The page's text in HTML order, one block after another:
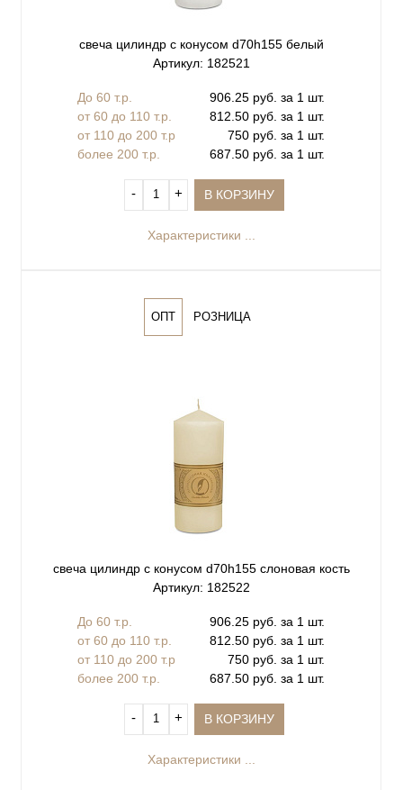
свеча цилиндр с конусом d70h155 белый
Артикул: 182521
До 60 т.р.
906.25 руб. за 1 шт.
от 60 до 110 т.р.
812.50 руб. за 1 шт.
от 110 до 200 т.р
750 руб. за 1 шт.
более 200 т.р.
687.50 руб. за 1 шт.
‐ + В КОРЗИНУ
Характеристики ...
ОПТ РОЗНИЦА
свеча цилиндр с конусом d70h155 слоновая кость
Артикул: 182522
До 60 т.р.
906.25 руб. за 1 шт.
от 60 до 110 т.р.
812.50 руб. за 1 шт.
от 110 до 200 т.р
750 руб. за 1 шт.
более 200 т.р.
687.50 руб. за 1 шт.
‐ + В КОРЗИНУ
Характеристики ...